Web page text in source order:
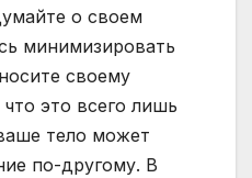
о своем
минимизировать
своему
это всего лишь
тело может
по-другому. В